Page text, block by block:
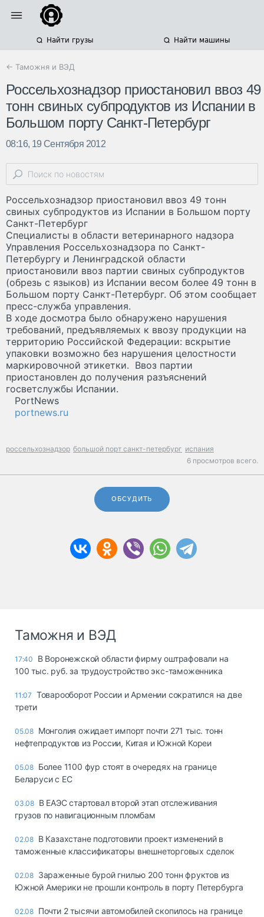
Найти грузы Найти машины
← Таможня и ВЭД
Россельхознадзор приостановил ввоз 49
тонн свиных субпродуктов из Испании в
Большом порту Санкт-Петербург
08:16, 19 Сентября 2012
Россельхознадзор приостановил ввоз 49 тонн
свиных субпродуктов из Испании в Большом порту
Санкт-Петербург
Специалисты в области ветеринарного надзора
Управления Россельхознадзора по Санкт-
Петербургу и Ленинградской области
приостановили ввоз партии свиных субпродуктов
(обрезь с языков) из Испании весом более 49 тонн в
Большом порту Санкт-Петербург. Об этом сообщает
пресс-служба управления.
В ходе досмотра было обнаружено нарушения
требований, предъявляемых к ввозу продукции на
территорию Российской Федерации: вскрытие
упаковки возможно без нарушения целостности
маркировочной этикетки. Ввоз партии
приостановлен до получения разъяснений
госветслужбы Испании.
PortNews
portnews.ru
россельхознадзор большой порт санкт-петербург испания
6 просмотров всего.
ОБСУДИТЬ
Таможня и ВЭД
17:40
В Воронежской области фирму оштрафовали на
100 тыс. руб. за трудоустройство экс-таможенника
11:07 Товарооборот России и Армении сократился на две
трети
05.08 Монголия ожидает импорт почти 271 тыс. тонн
нефтепродуктов из России, Китая и Южной Кореи
05.08 Более 1100 фур стоят в очередях на границе
Беларуси с ЕС
03.08 В ЕАЭС стартовал второй этап отслеживания
грузов по навигационным пломбам
02.08 В Казахстане подготовили проект изменений в
таможенные классификаторы внешнеторговых сделок
02.08 Зараженные бурой гнилью 200 тонн фруктов из
Южной Америки не прошли контроль в порту Петербурга
02.08 Почти 2 тысячи автомобилей скопилось на границе